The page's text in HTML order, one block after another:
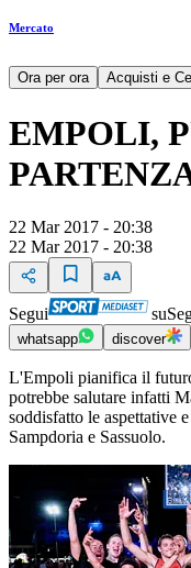
Mercato
Ora per ora Acquisti e
EMPOLI,
22 Mar 2017 - 20:38
22 Mar 2017 - 20:38
Segui su
whatsapp discover
L'Empoli pianifica il
potrebbe salutare infatti
soddisfatto le aspettative
Sampdoria e Sassuolo.